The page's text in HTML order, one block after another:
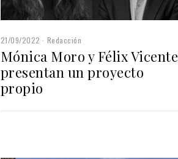
21/09/2022 Redacción
Mónica Moro y Félix Vicente
presentan un proyecto
propio